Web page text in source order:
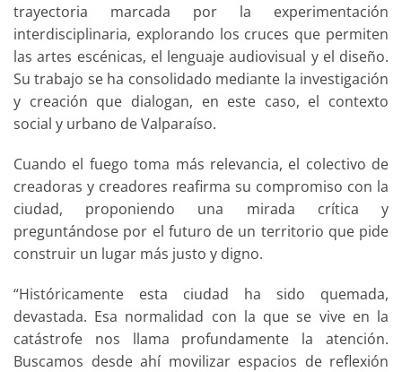
trayectoria marcada por la experimentación
interdisciplinaria, explorando los cruces que permiten
las artes escénicas, el lenguaje audiovisual y el diseño.
Su trabajo se ha consolidado mediante la investigación
y creación que dialogan, en este caso, el contexto
social y urbano de Valparaíso.
Cuando el fuego toma más relevancia, el colectivo de
creadoras y creadores reafirma su compromiso con la
ciudad, proponiendo una mirada crítica y
preguntándose por el futuro de un territorio que pide
construir un lugar más justo y digno.
“Históricamente esta ciudad ha sido quemada,
devastada. Esa normalidad con la que se vive en la
catástrofe nos llama profundamente la atención.
Buscamos desde ahí movilizar espacios de reflexión